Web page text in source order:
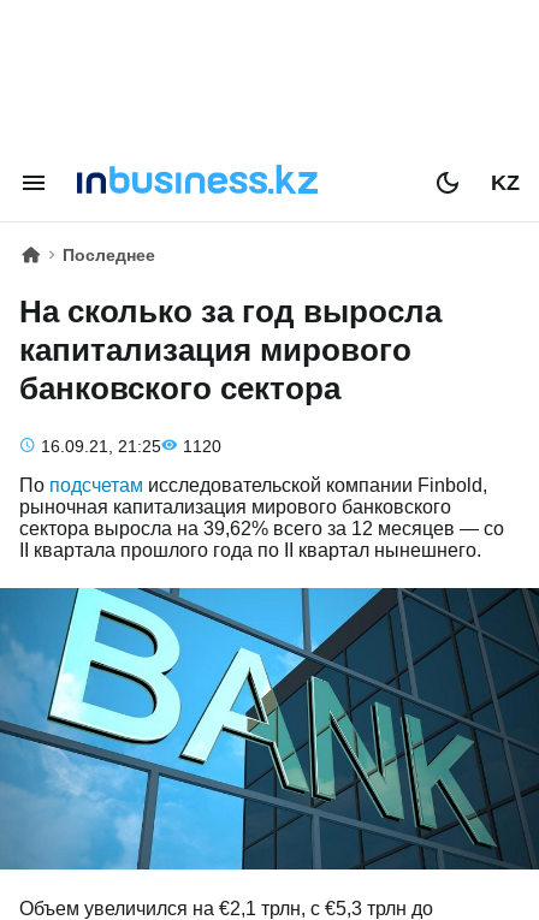
KZ
Последнее
На сколько за год выросла
капитализация мирового
банковского сектора
16.09.21, 21:25 1120
По подсчетам исследовательской компании Finbold,
рыночная капитализация мирового банковского
сектора выросла на 39,62% всего за 12 месяцев — со
II квартала прошлого года по II квартал нынешнего.
Объем увеличился на €2,1 трлн, с €5,3 трлн до